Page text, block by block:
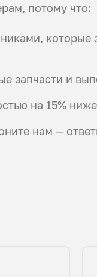
потому что:
которые
запчасти и
на 15%
нам —